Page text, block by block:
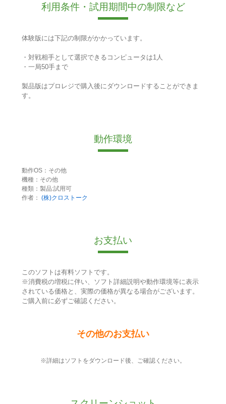
利用条件・試用期間中の制限など
体験版には下記の制限がかかっています。
・対戦相手として選択できるコンピュータは1人
・一局50手まで
製品版はプロレジで購入後にダウンロードすることができま
す。
動作環境
動作OS：その他
機種：その他
種類：製品:試用可
作者： (株)クロストーク
お支払い
このソフトは有料ソフトです。
※消費税の増税に伴い、ソフト詳細説明や動作環境等に表示
されている価格と、実際の価格が異なる場合がございます。
ご購入前に必ずご確認ください。
その他のお支払い
※詳細はソフトをダウンロード後、ご確認ください。